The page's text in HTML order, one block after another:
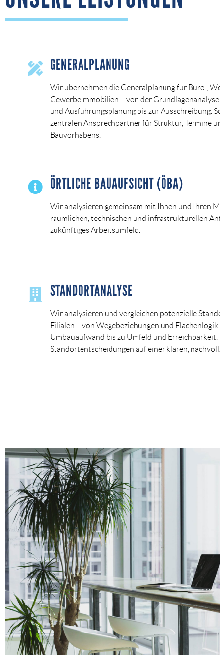
GENERALPLANUNG
Wir übernehmen die Generalplanung für Büro-,
Gewerbeimmobilien – von der
und Ausführungsplanung bis zur Ausschreibung.
zentralen Ansprechpartner für Struktur, Termine
Bauvorhabens.
ÖRTLICHE BAUAUFSICHT (ÖBA)
Wir analysieren gemeinsam mit Ihnen und Ihren
räumlichen, technischen und infrastrukturellen
zukünftiges Arbeitsumfeld.
STANDORTANALYSE
Wir analysieren und vergleichen potenzielle
Filialen – von Wegebeziehungen und Flächenlogik
Umbauaufwand bis zu Umfeld und Erreichbarkeit.
Standortentscheidungen auf einer klaren,